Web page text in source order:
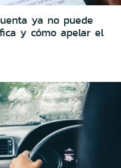
ya no puede
y cómo apelar el